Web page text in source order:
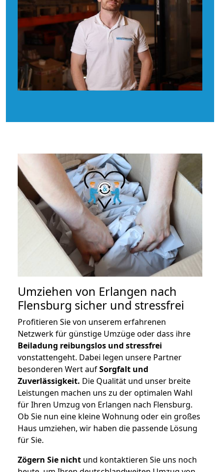
Umziehen von Erlangen nach
Flensburg sicher und stressfrei
Profitieren Sie von unserem erfahrenen
Netzwerk für günstige Umzüge oder dass ihre
Beiladung reibungslos und stressfrei
vonstattengeht. Dabei legen unsere Partner
besonderen Wert aufSorgfalt und
Zuverlässigkeit. Die Qualität und unser breite
Leistungen machen uns zu der optimalen Wahl
für Ihren Umzug von Erlangen nach Flensburg.
Ob Sie nun eine kleine Wohnung oder ein großes
Haus umziehen, wir haben die passende Lösung
für Sie.
Zögern Sie nicht und kontaktieren Sie uns noch